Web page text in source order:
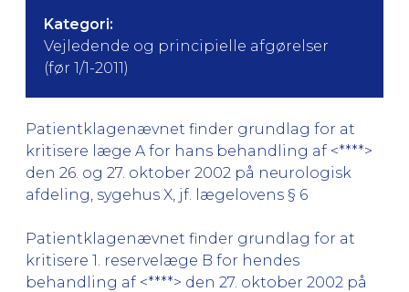
Kategori:
Vejledende og principielle afgørelser
(før 1/1-2011)
Patientklagenævnet finder grundlag for at
kritisere læge A for hans behandling af <****>
den 26. og 27. oktober 2002 på neurologisk
afdeling, sygehus X, jf. lægelovens § 6
Patientklagenævnet finder grundlag for at
kritisere 1. reservelæge B for hendes
behandling af <****> den 27. oktober 2002 på